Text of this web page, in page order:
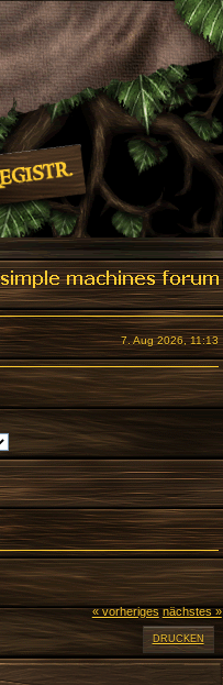
7. Aug 2026, 11:13
« vorheriges nächstes »
DRUCKEN